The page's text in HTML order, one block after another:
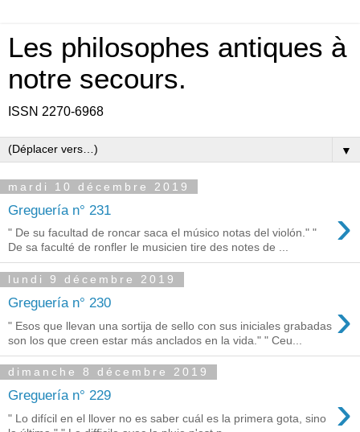
Les philosophes antiques à
notre secours.
ISSN 2270-6968
▼
mardi 10 décembre 2019
Greguería n° 231 ›
" De su facultad de roncar saca el músico notas del violón." "
De sa faculté de ronfler le musicien tire des notes de ...
lundi 9 décembre 2019
Greguería n° 230 ›
" Esos que llevan una sortija de sello con sus iniciales grabadas
son los que creen estar más anclados en la vida." " Ceu...
dimanche 8 décembre 2019
Greguería n° 229 ›
" Lo difícil en el llover no es saber cuál es la primera gota, sino